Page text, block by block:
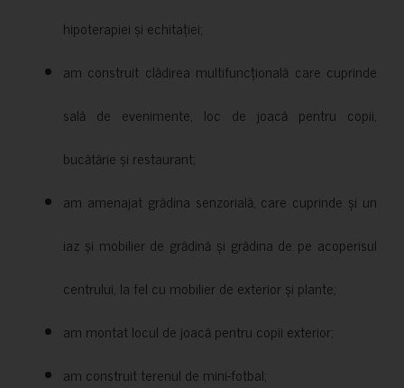
hipoterapiei și echitației;
am construit clădirea multifuncțională care cuprinde
sală de evenimente, loc de joacă pentru copii,
bucătărie și restaurant;
am amenajat grădina senzorială, care cuprinde și un
iaz și mobilier de grădină și grădina de pe acoperisul
centrului, la fel cu mobilier de exterior și plante;
am montat locul de joacă pentru copii exterior;
am construit terenul de mini-fotbal;